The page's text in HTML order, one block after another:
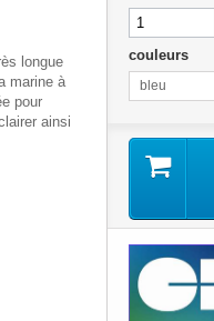
longue
marine à
pour
ainsi
couleurs
bleu